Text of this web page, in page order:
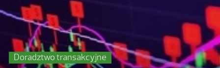
Doradztwo transakcyjne